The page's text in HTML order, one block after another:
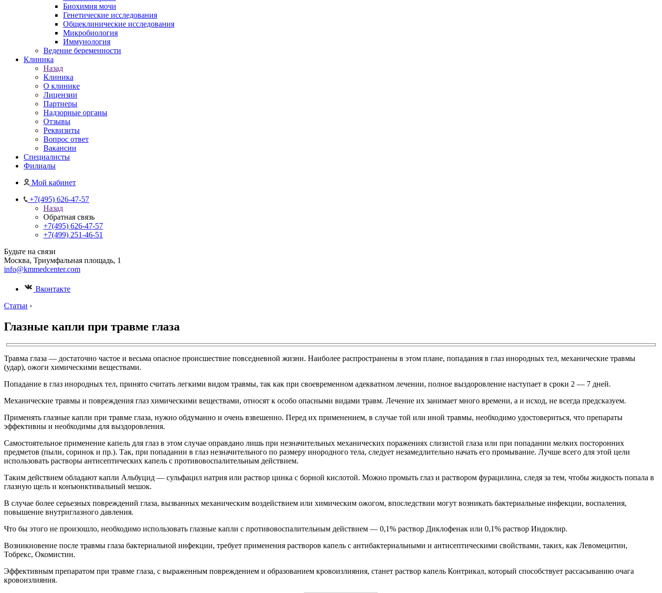
Биохимия мочи
Генетические исследования
Общеклинические исследования
Микробиология
Иммунология
Ведение беременности
Клиника
Назад
Клиника
О клинике
Лицензии
Партнеры
Надзорные органы
Отзывы
Реквизиты
Вопрос ответ
Вакансии
Специалисты
Филиалы
Мой кабинет
+7(495) 626-47-57
Назад
Обратная связь
+7(495) 626-47-57
+7(499) 251-46-51
Будьте на связи
Москва, Триумфальная площадь, 1
info@kmmedcenter.com
Вконтакте
Статьи ›
Глазные капли при травме глаза
Травма глаза — достаточно частое и весьма опасное происшествие повседневной жизни. Наиболее распространены в этом плане, попадания в глаз инородных тел, механические травмы
(удар), ожоги химическими веществами.
Попадание в глаз инородных тел, принято считать легкими видом травмы, так как при своевременном адекватном лечении, полное выздоровление наступает в сроки 2 — 7 дней.
Механические травмы и повреждения глаз химическими веществами, относят к особо опасными видами травм. Лечение их занимает много времени, а и исход, не всегда предсказуем.
Применять глазные капли при травме глаза, нужно обдуманно и очень взвешенно. Перед их применением, в случае той или иной травмы, необходимо удостовериться, что препараты
эффективны и необходимы для выздоровления.
Самостоятельное применение капель для глаз в этом случае оправдано лишь при незначительных механических поражениях слизистой глаза или при попадании мелких посторонних
предметов (пыли, соринок и пр.). Так, при попадании в глаз незначительного по размеру инородного тела, следует незамедлительно начать его промывание. Лучше всего для этой цели
использовать растворы антисептических капель с противовоспалительным действием.
Таким действием обладают капли Альбуцид — сульфацил натрия или раствор цинка с борной кислотой. Можно промыть глаз и раствором фурацилина, следя за тем, чтобы жидкость попала в
глазную щель и конъюнктивальный мешок.
В случае более серьезных повреждений глаза, вызванных механическим воздействием или химическим ожогом, впоследствии могут возникать бактериальные инфекции, воспаления,
повышение внутриглазного давления.
Что бы этого не произошло, необходимо использовать глазные капли с противовоспалительным действием — 0,1% раствор Диклофенак или 0,1% раствор Индоклир.
Возникновение после травмы глаза бактериальной инфекции, требует применения растворов капель с антибактериальными и антисептическими свойствами, таких, как Левомецитин,
Тобрекс, Окомистин.
Эффективным препаратом при травме глаза, с выраженным повреждением и образованием кровоизлияния, станет раствор капель Контрикал, который способствует рассасыванию очага
кровоизлияния.